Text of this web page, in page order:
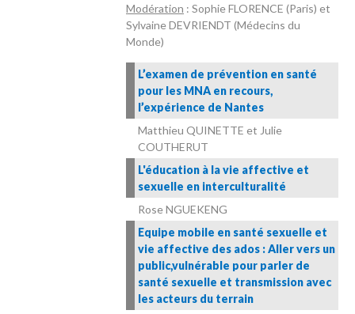
Modération : Sophie FLORENCE (Paris) et
Sylvaine DEVRIENDT (Médecins du
Monde)
L’examen de prévention en santé
pour les MNA en recours,
l’expérience de Nantes
Matthieu QUINETTE et Julie
COUTHERUT
L'éducation à la vie affective et
sexuelle en interculturalité
Rose NGUEKENG
Equipe mobile en santé sexuelle et
vie affective des ados : Aller vers un
public,vulnérable pour parler de
santé sexuelle et transmission avec
les acteurs du terrain